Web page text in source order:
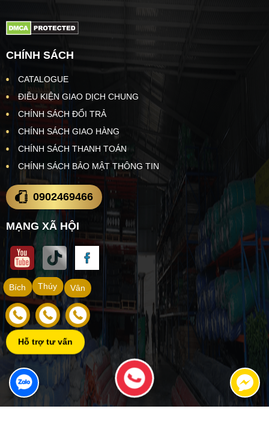
CHÍNH SÁCH
CATALOGUE
ĐIỀU KIỆN GIAO DỊCH CHUNG
CHÍNH SÁCH ĐỔI TRẢ
CHÍNH SÁCH GIAO HÀNG
CHÍNH SÁCH THANH TOÁN
CHÍNH SÁCH BẢO MẬT THÔNG TIN
0902469466
MẠNG XÃ HỘI
Vân
Thúy
Bích
Hỗ trợ tư vấn